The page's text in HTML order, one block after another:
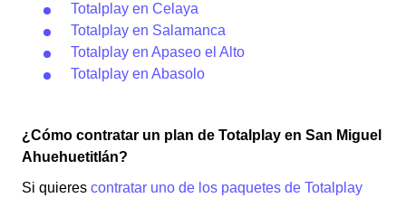
Totalplay en Celaya
Totalplay en Salamanca
Totalplay en Apaseo el Alto
Totalplay en Abasolo
¿Cómo contratar un plan de Totalplay en San Miguel
Ahuehuetitlán?
Si quieres contratar uno de los paquetes de Totalplay